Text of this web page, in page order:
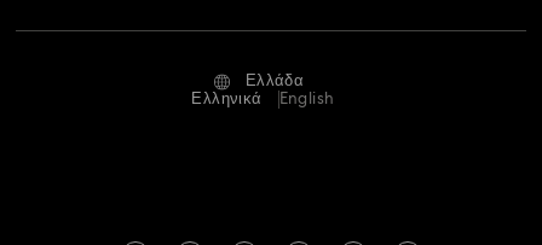
Κατάσταση επισκευής
Όροι και προϋποθέσεις
Ελλάδα
Ελληνικά
English